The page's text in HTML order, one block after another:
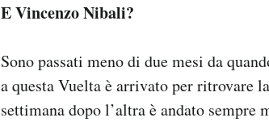
E Vincenzo Nibali?
Sono passati meno di due mesi da
a questa Vuelta è arrivato per ritrovare
settimana dopo l’altra è andato